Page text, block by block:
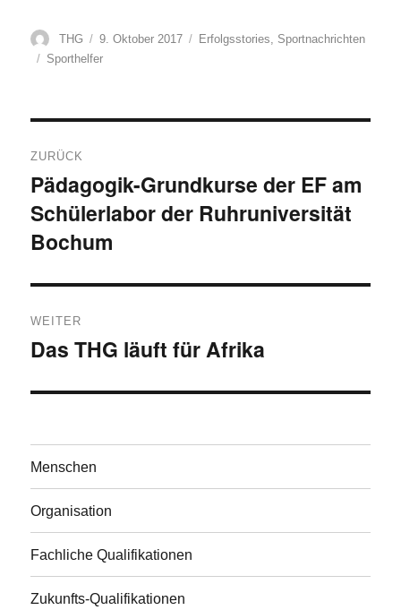
Autor
THG
Veröffentlicht
am
9. Oktober 2017 Kategorien
Erfolgsstories, Sportnachrichten
Schlagwörter
Sporthelfer
ZURÜCK
Vorheriger
Beitrag:
Pädagogik-Grundkurse der EF am
Schülerlabor der Ruhruniversität
Bochum
WEITER
Nächster
Das THG läuft für Afrika
Menschen
Organisation
Fachliche Qualifikationen
Zukunfts-Qualifikationen